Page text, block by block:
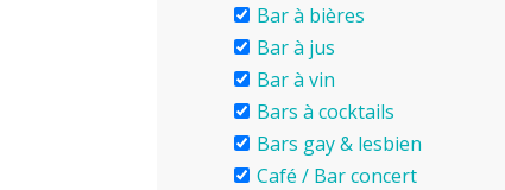
Bar à bières
Bar à jus
Bar à vin
Bars à cocktails
Bars gay & lesbien
Café / Bar concert